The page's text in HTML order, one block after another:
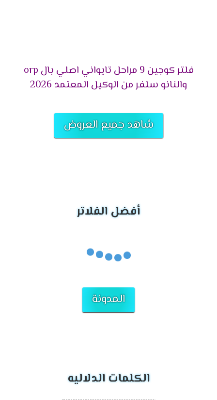
فلتر كوجين 9 مراحل تايواني اصلي بال orp
والنانو سلفر من الوكيل المعتمد 2026
شاهد جميع العروض
أفضل الفلاتر
المدونة
الكلمات الدلاليه